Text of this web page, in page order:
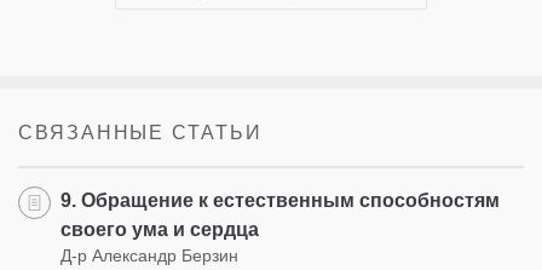
СВЯЗАННЫЕ СТАТЬИ
9. Обращение к естественным способностям
своего ума и сердца
Д-р Александр Берзин